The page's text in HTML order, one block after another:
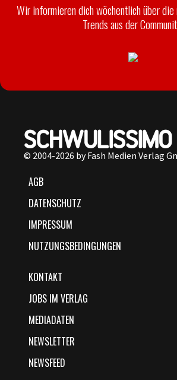
Wir informieren dich wöchentlich über die
Trends aus der
© 2004-2026 by Fash Medien Verlag
AGB
DATENSCHUTZ
IMPRESSUM
NUTZUNGSBEDINGUNGEN
KONTAKT
JOBS IM VERLAG
MEDIADATEN
NEWSLETTER
NEWSFEED